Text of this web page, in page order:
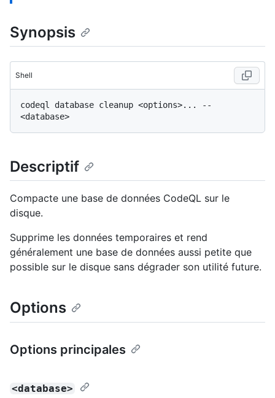
Synopsis
Shell
codeql database cleanup <options>... --
Descriptif
Compacte une base de données CodeQL sur le
disque.
Supprime les données temporaires et rend
généralement une base de données aussi petite que
possible sur le disque sans dégrader son utilité future.
Options
Options principales
<database>